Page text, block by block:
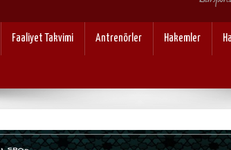
DALLARI
Faaliyet Takvimi Antrenörler Hakemler